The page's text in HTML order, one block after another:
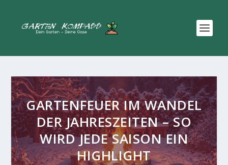
GARTENFEUER IM WANDEL
DER JAHRESZEITEN – SO
WIRD JEDE SAISON EIN
HIGHLIGHT